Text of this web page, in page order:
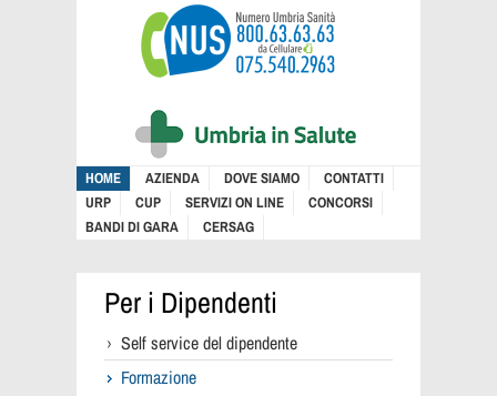
HOME AZIENDA DOVE SIAMO
CONTATTI
URP
CUP SERVIZI ON LINE
CONCORSI
BANDI DI GARA
CERSAG
Per i Dipendenti
Self service del dipendente
Formazione